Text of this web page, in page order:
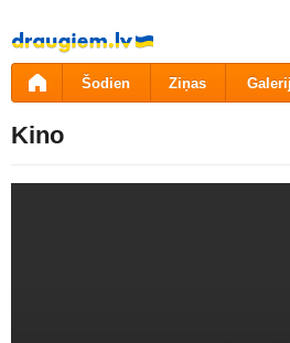
Pāriet
uz
saturu
Šodien Ziņas
Kino